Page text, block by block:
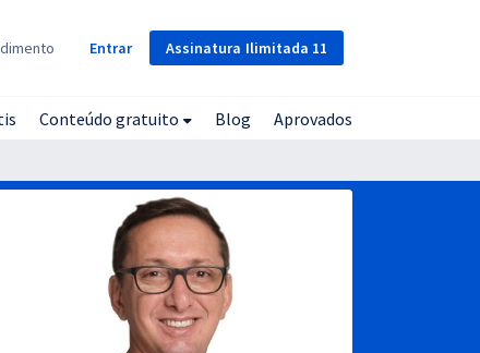
Assinatura Ilimitada 11
Entrar
Conteúdo gratuito Blog Aprovados